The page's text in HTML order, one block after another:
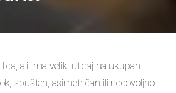
ali ima veliki uticaj na ukupan
spušten, asimetričan ili nedovoljno